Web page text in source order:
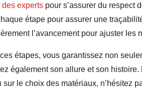
des experts pour s’assurer du respect
étape pour assurer une
l’avancement pour ajuster les
étapes, vous garantissez non
également son allure et son
le choix des matériaux, n’hésitez